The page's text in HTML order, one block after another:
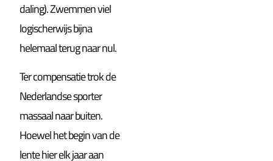
daling). Zwemmen viel
logischerwijs bijna
helemaal terug naar nul.
Ter compensatie trok de
Nederlandse sporter
massaal naar buiten.
Hoewel het begin van de
lente hier elk jaar aan